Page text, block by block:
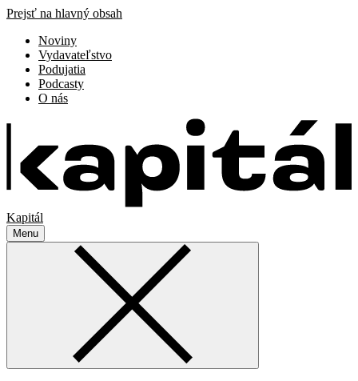
Prejsť na hlavný obsah
Noviny
Vydavateľstvo
Podujatia
Podcasty
O nás
Kapitál
Menu